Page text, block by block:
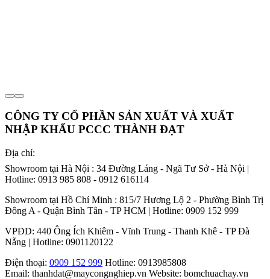
CÔNG TY CỔ PHẦN SẢN XUẤT VÀ XUẤT
NHẬP KHẨU PCCC THÀNH ĐẠT
Địa chỉ:
Showroom tại Hà Nội : 34 Đường Láng - Ngã Tư Sở - Hà Nội |
Hotline: 0913 985 808 - 0912 616114
Showroom tại Hồ Chí Minh : 815/7 Hương Lộ 2 - Phường Bình Trị
Đông A - Quận Bình Tân - TP HCM | Hotline: 0909 152 999
VPĐD: 440 Ông Ích Khiêm - Vĩnh Trung - Thanh Khê - TP Đà
Nẵng | Hotline: 0901120122
Điện thoại: 0909 152 999 Hotline: 0913985808
Email: thanhdat@maycongnghiep.vn Website: bomchuachay.vn